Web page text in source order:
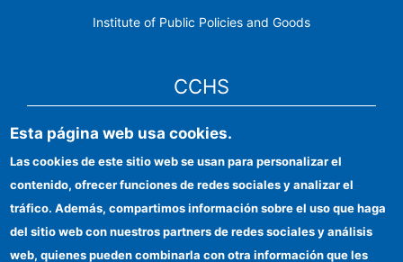
Institute of Public Policies and Goods
CCHS
CSIC Electronic Office
Institutional identity
Information for providers
FEDER funds
Esta página web usa cookies.
Las cookies de este sitio web se usan para personalizar el
contenido, ofrecer funciones de redes sociales y analizar el
tráfico. Además, compartimos información sobre el uso que haga
del sitio web con nuestros partners de redes sociales y análisis
web, quienes pueden combinarla con otra información que les